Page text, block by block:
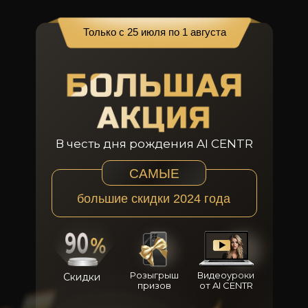
В честь дня рождения AI CENTR
большие скидки 2024 года
САМЫЕ
Скидки
Розыгрыш
призов
Видеоуроки
от AI CENTR
Только с 25 июля по 1 августа
МЕТОДИЧЕСКИЕ ПОСОБИЯ